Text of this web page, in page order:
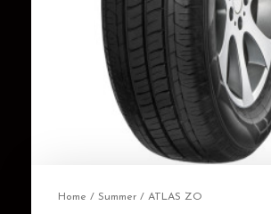
Home / Summer / ATLAS ZO